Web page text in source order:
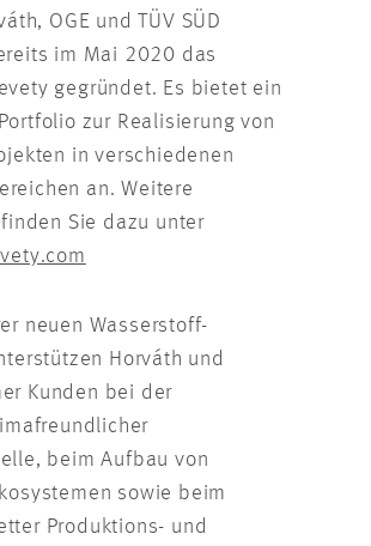
OGE und TÜV SÜD
im Mai 2020 das
gegründet. Es bietet ein
zur Realisierung von
in verschiedenen
an. Weitere
Sie dazu unter
neuen Wasserstoff-
Horváth und
Kunden bei der
beim Aufbau von
sowie beim
Produktions- und